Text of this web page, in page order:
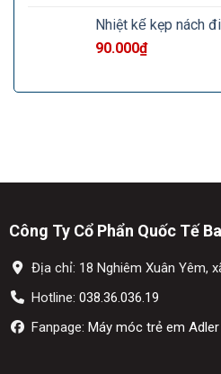
Nhiệt kế kẹp nách
90.000₫
Công Ty Cổ Phẩn Quốc Tế
Địa chỉ: 18 Nghiêm Xuân Yêm,
Hotline: 038.36.036.19
Fanpage: Máy móc trẻ em Adler